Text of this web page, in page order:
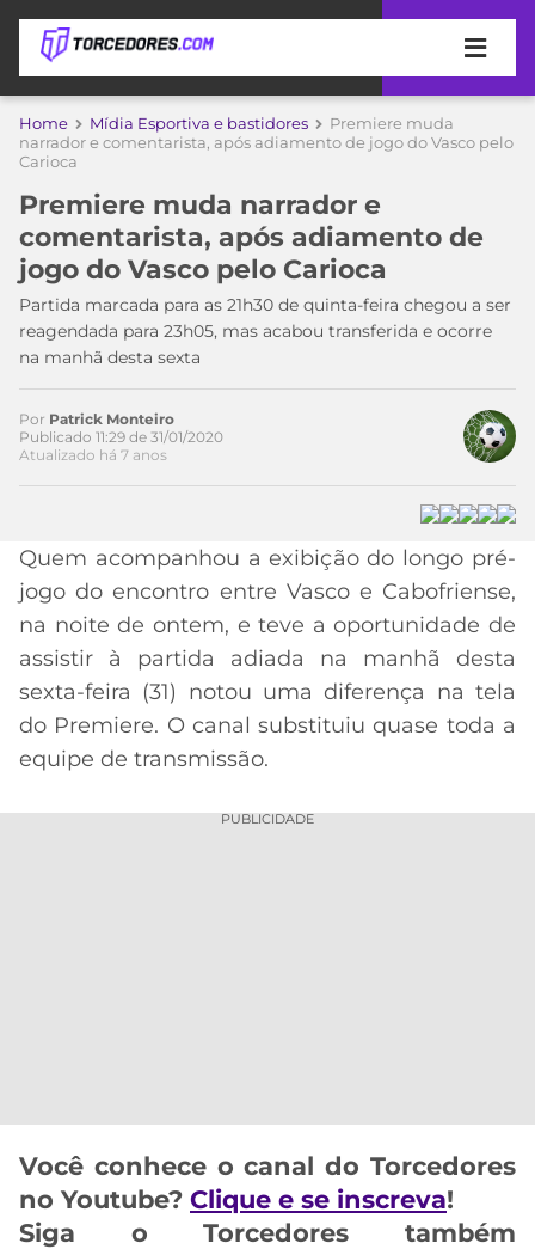
APOSTAS
DE
APOSTA
MELHORES
SITES
DE
APOSTAS
2026
CÓDIGO
PROMOCIONAL
CÓDIGO
DE
INDICAÇÃO
BET365
CÓDIGO
BETANO
MELHORES
2026
ÚLTIMAS
COPA
DO
MUNDO
TIMES
MEU
TIME
CORINTHIANS
SÃO
PAULO
SANTOS
GRÊMIO
ATLÉTICO
MG
CAMPEONATOS
BRASILEIRÃO
LIBERTADORES
COPA
DO
BRASIL
LEAGUE
MÍDIA
MERCADO
DA
BOLA
PALPITES
Home Mídia Esportiva e bastidores
Premiere muda
narrador e comentarista, após adiamento de jogo do Vasco pelo
Carioca
Premiere muda narrador e
comentarista, após adiamento de
jogo do Vasco pelo Carioca
Partida marcada para as 21h30 de quinta-feira chegou a ser
reagendada para 23h05, mas acabou transferida e ocorre
na manhã desta sexta
Acesse o perfil do autor
no Twitter
Por Patrick Monteiro
Publicado 11:29 de 31/01/2020
Atualizado há 7 anos
Quem acompanhou a exibição do longo pré-
jogo do encontro entre Vasco e Cabofriense,
na noite de ontem, e teve a oportunidade de
assistir à partida adiada na manhã desta
sexta-feira (31) notou uma diferença na tela
do Premiere. O canal substituiu quase toda a
equipe de transmissão.
PUBLICIDADE
Você conhece o canal do Torcedores
no Youtube? Clique e se inscreva!
Siga o Torcedores também